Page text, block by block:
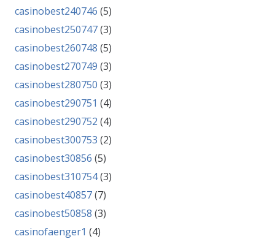
casinobest240746 (5)
casinobest250747(3)
casinobest260748 (5)
casinobest270749 (3)
casinobest280750 (3)
casinobest290751 (4)
casinobest290752 (4)
casinobest300753 (2)
casinobest30856 (5)
casinobest310754(3)
casinobest40857(7)
casinobest50858 (3)
casinofaenger1 (4)